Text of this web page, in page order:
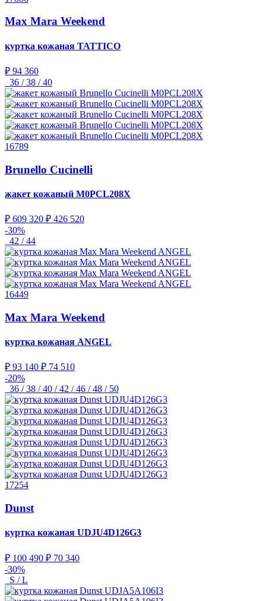
Max Mara Weekend
куртка кожаная TATTICO
₽ 94 360
36 / 38 / 40
16789
Brunello Cucinelli
жакет кожаный M0PCL208X
₽ 609 320 ₽ 426 520
-30%
42 / 44
16449
Max Mara Weekend
куртка кожаная ANGEL
₽ 93 140 ₽ 74 510
-20%
36 / 38 / 40 / 42 / 46 / 48 / 50
17254
Dunst
куртка кожаная UDJU4D126G3
₽ 100 490 ₽ 70 340
-30%
S / L